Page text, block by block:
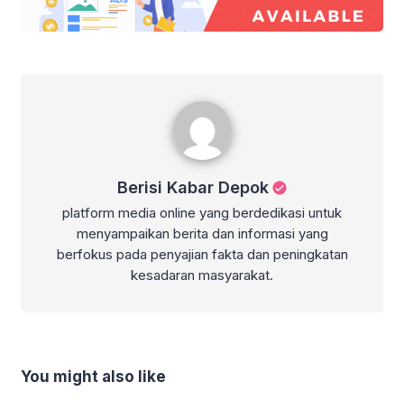
Berisi Kabar Depok
platform media online yang berdedikasi untuk
menyampaikan berita dan informasi yang
berfokus pada penyajian fakta dan peningkatan
kesadaran masyarakat.
You might also like